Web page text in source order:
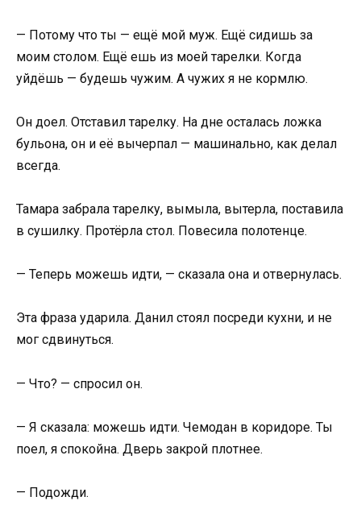
— Потому что ты — ещё мой муж. Ещё сидишь за
моим столом. Ещё ешь из моей тарелки. Когда
уйдёшь — будешь чужим. А чужих я не кормлю.
Он доел. Отставил тарелку. На дне осталась ложка
бульона, он и её вычерпал — машинально, как делал
всегда.
Тамара забрала тарелку, вымыла, вытерла, поставила
в сушилку. Протёрла стол. Повесила полотенце.
— Теперь можешь идти, — сказала она и отвернулась.
Эта фраза ударила. Данил стоял посреди кухни, и не
мог сдвинуться.
— Что? — спросил он.
— Я сказала: можешь идти. Чемодан в коридоре. Ты
поел, я спокойна. Дверь закрой плотнее.
— Подожди.